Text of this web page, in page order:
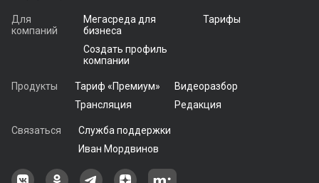
Для
компаний
Мегасреда для
бизнеса
Тарифы
Создать профиль
компании
Продукты Тариф «Премиум»
Видеоразбор
Трансляция
Редакция
Связаться
Служба поддержки
Иван Мордвинов
Наша группа в ВКонтакте
Наша группа на Одноклассники[
Наша группа в Telegram
наш профиль на Дзен
Наш аккаунт на Мегасреде